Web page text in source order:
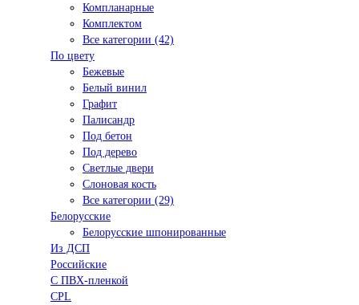
Компланарные
Комплектом
Все категории (42)
По цвету
Бежевые
Белый винил
Графит
Палисандр
Под бетон
Под дерево
Светлые двери
Слоновая кость
Все категории (29)
Белорусские
Белорусские шпонированные
Из ДСП
Российские
C ПВХ-пленкой
CPL